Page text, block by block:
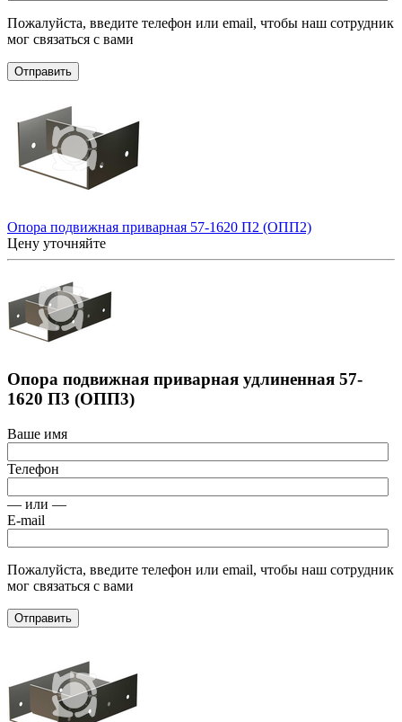
Пожалуйста, введите телефон или email, чтобы наш сотрудник
мог связаться с вами
Отправить
Опора подвижная приварная 57-1620 П2 (ОПП2)
Цену уточняйте
Опора подвижная приварная удлиненная 57-
1620 П3 (ОПП3)
Ваше имя
Телефон
— или —
E-mail
Пожалуйста, введите телефон или email, чтобы наш сотрудник
мог связаться с вами
Отправить